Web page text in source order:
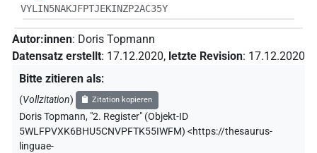
VYLIN5NAKJFPTJEKINZP2AC35Y
Autor:innen: Doris Topmann
Datensatz erstellt: 17.12.2020, letzte Revision: 17.12.2020
Bitte zitieren als:
(Vollzitation) Zitation kopieren
Doris Topmann, "2. Register" (Objekt-ID
5WLFPVXK6BHU5CNVPFTK55IWFM) <https://thesaurus-
linguae-